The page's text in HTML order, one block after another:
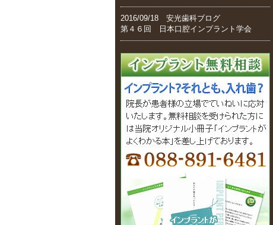
2016/09/18 安光歯科ブログ
第４６回 日本口腔インプラント学会